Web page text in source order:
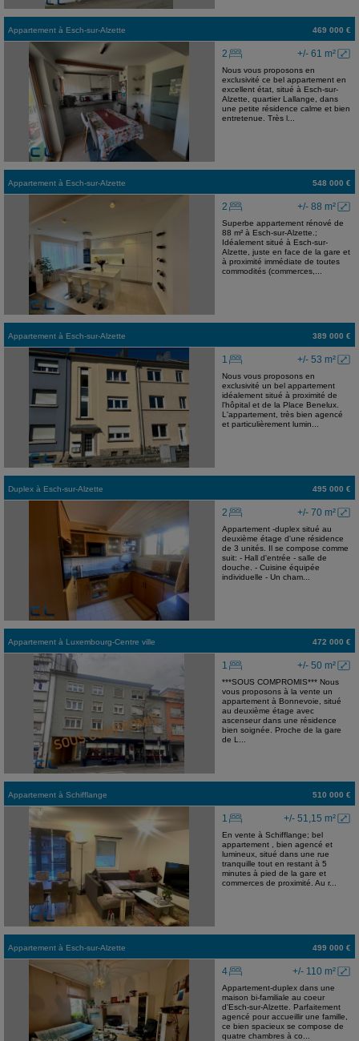
Appartement à Esch-sur-Alzette 469 000 €
+/- 61 m²
2
Nous vous proposons en
exclusivité ce bel appartement en
excellent état, situé à Esch-sur-
Alzette, quartier Lallange, dans
une petite résidence calme et bien
entretenue. Très l...
Appartement à Esch-sur-Alzette 548 000 €
+/- 88 m²
2
Superbe appartement rénové de
88 m² à Esch-sur-Alzette.;
Idéalement situé à Esch-sur-
Alzette, juste en face de la gare et
à proximité immédiate de toutes
commodités (commerces,...
Appartement à Esch-sur-Alzette 389 000 €
+/- 53 m²
1
Nous vous proposons en
exclusivité un bel appartement
idéalement situé à proximité de
l'hôpital et de la Place Benelux.
L'appartement, très bien agencé
et particulièrement lumin...
Duplex à Esch-sur-Alzette 495 000 €
+/- 70 m²
2
Appartement -duplex situé au
deuxième étage d'une résidence
de 3 unités. Il se compose comme
suit: - Hall d'entrée - salle de
douche. - Cuisine équipée
individuelle - Un cham...
Appartement à Luxembourg-Centre ville 472 000 €
+/- 50 m²
1
***SOUS COMPROMIS*** Nous
vous proposons à la vente un
appartement à Bonnevoie, situé
au deuxième étage avec
ascenseur dans une résidence
bien soignée. Proche de la gare
de L...
Appartement à Schifflange 510 000 €
+/- 51,15 m²
1
En vente à Schifflange; bel
appartement , bien agencé et
lumineux, situé dans une rue
tranquille tout en restant à 5
minutes à pied de la gare et
commerces de proximité. Au r...
Appartement à Esch-sur-Alzette 499 000 €
+/- 110 m²
4
Appartement-duplex dans une
maison bi-familiale au coeur
d'Esch-sur-Alzette. Parfaitement
agencé pour accueillir une famille,
ce bien spacieux se compose de
quatre chambres à co...